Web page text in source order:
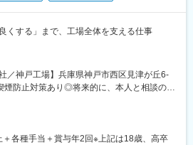
くする」まで、工場全体を支える仕事
／神戸工場】兵庫県神戸市西区見津が丘6-
煙防止対策あり◎将来的に、本人と相談のう
野工場・海外工場など）へ期限付きで転勤
す。
各種手当＋賞与年2回※上記は18歳、高卒